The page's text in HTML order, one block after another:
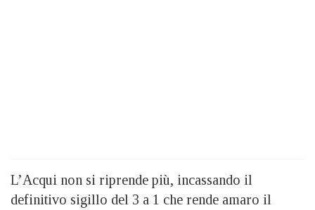
L’Acqui non si riprende più, incassando il
definitivo sigillo del 3 a 1 che rende amaro il